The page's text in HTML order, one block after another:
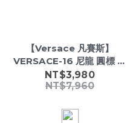
【Versace 凡賽斯】
VERSACE-16 尼龍 圓標 腰
包
NT$3,980
NT$7,960